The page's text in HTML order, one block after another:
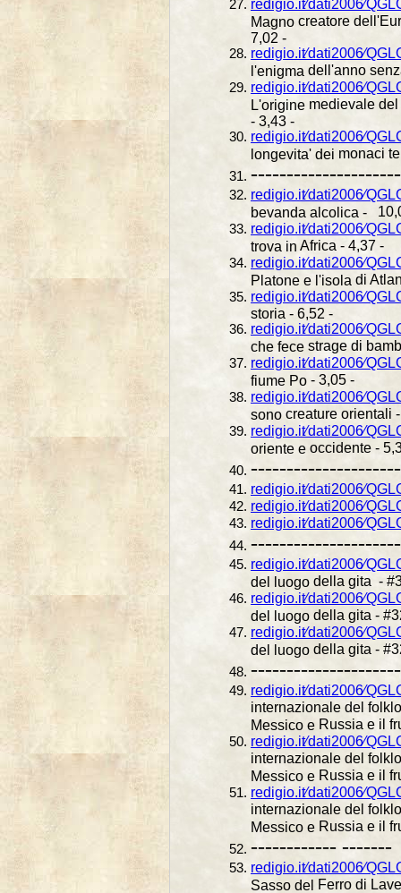
Magno creatore
7,02 -
l'enigma dell'anno
L'origine medievale
- 3,43 -
longevita' dei monaci
---------------------
bevanda alcolica -
trova in Africa - 4,37 -
Platone e l'isola di
storia - 6,52 -
che fece strage di
fiume Po - 3,05 -
sono creature orientali
oriente e occidente -
---------------------
---------------------
del luogo della gita -
del luogo della gita -
del luogo della gita -
---------------------
internazionale del
Messico e Russia e il
internazionale del
Messico e Russia e il
internazionale del
Messico e Russia e il
------------ -------
Sasso del Ferro di